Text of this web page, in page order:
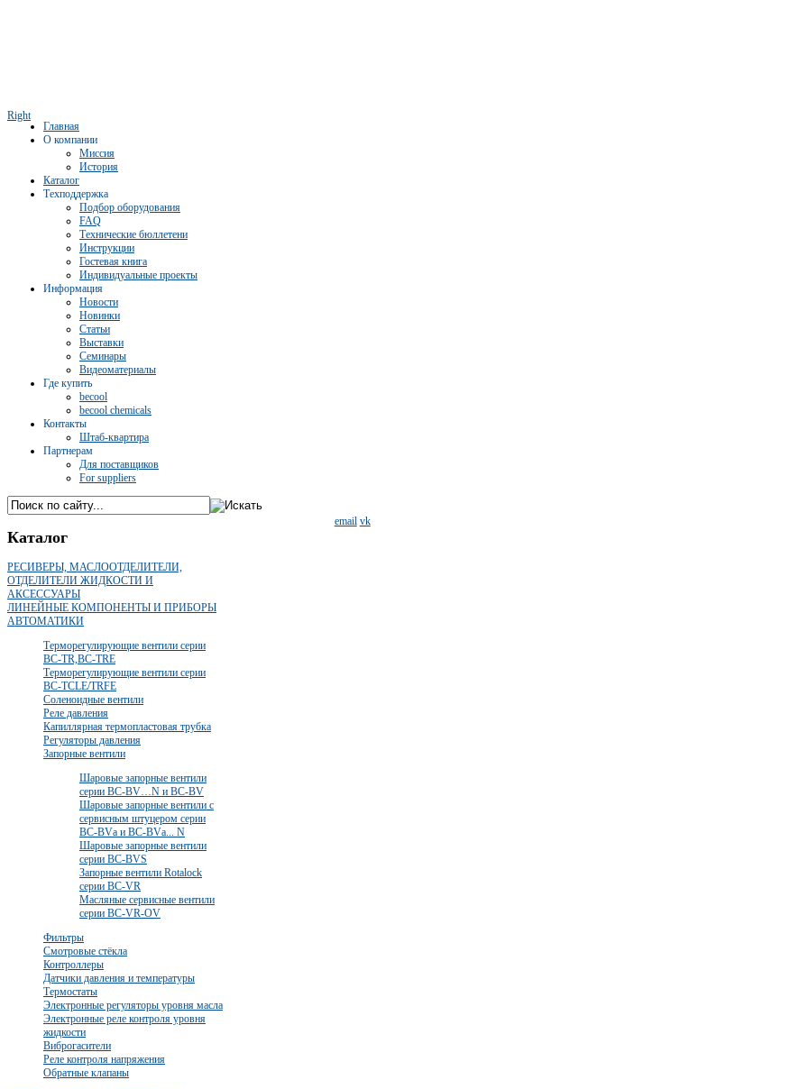
Right
Главная
О компании
Миссия
История
Каталог
Техподдержка
Подбор оборудования
FAQ
Технические бюллетени
Инструкции
Гостевая книга
Индивидуальные проекты
Информация
Новости
Новинки
Статьи
Выставки
Семинары
Видеоматериалы
Где купить
becool
becool chemicals
Контакты
Штаб-квартира
Партнерам
Для поставщиков
For suppliers
email vk
Каталог
РЕСИВЕРЫ, МАСЛООТДЕЛИТЕЛИ,
ОТДЕЛИТЕЛИ ЖИДКОСТИ И
АКСЕССУАРЫ
ЛИНЕЙНЫЕ КОМПОНЕНТЫ И ПРИБОРЫ
АВТОМАТИКИ
Терморегулирующие вентили серии
BC-TR,BC-TRE
Терморегулирующие вентили серии
BC-TCLE/TRFE
Соленоидные вентили
Реле давления
Капиллярная термопластовая трубка
Регуляторы давления
Запорные вентили
Шаровые запорные вентили
серии BC-BV…N и BC-BV
Шаровые запорные вентили с
сервисным штуцером серии
BC-BVа и BC-BVа... N
Шаровые запорные вентили
серии BC-BVS
Запорные вентили Rotalock
серии BC-VR
Масляные сервисные вентили
серии BC-VR-OV
Фильтры
Смотровые стёкла
Контроллеры
Датчики давления и температуры
Термостаты
Электронные регуляторы уровня масла
Электронные реле контроля уровня
жидкости
Виброгасители
Реле контроля напряжения
Обратные клапаны